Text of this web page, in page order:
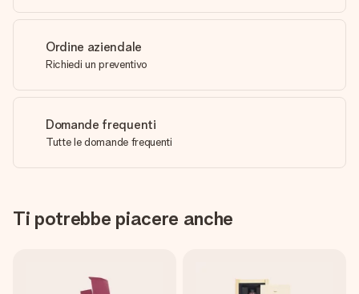
Ordine aziendale
Richiedi un preventivo
Domande frequenti
Tutte le domande frequenti
Ti potrebbe piacere anche